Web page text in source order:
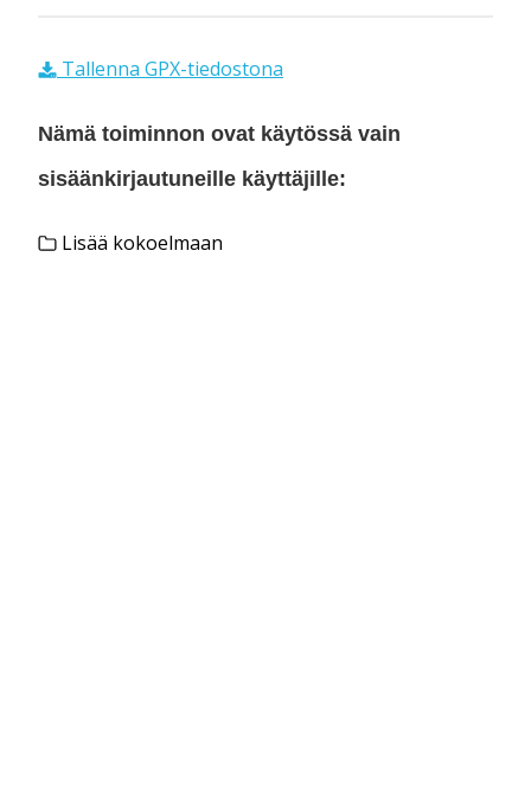
Tallenna GPX-tiedostona
Nämä toiminnon ovat käytössä vain
sisäänkirjautuneille käyttäjille:
Lisää kokoelmaan